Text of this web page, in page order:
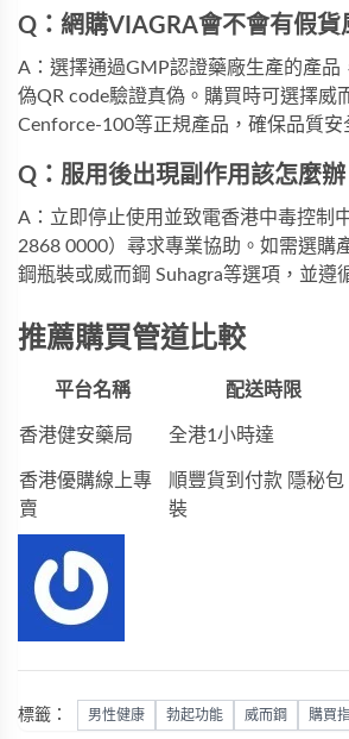
Q：網購VIAGRA會不會有假貨
A：選擇通過GMP認證藥廠生產的產品
偽QR code驗證真偽。購買時可選擇威
Cenforce-100等正規產品，確保品質安
Q：服用後出現副作用該怎麼辦
A：立即停止使用並致電香港中毒控制
2868 0000）尋求專業協助。如需選購
鋼瓶裝或威而鋼 Suhagra等選項，並遵
推薦購買管道比較
平台名稱 配送時限
香港健安藥局 全港1小時達
香港優購線上專
賣
順豐貨到付款 隱秘包
裝
標籤： 男性健康 勃起功能 威而鋼 購買